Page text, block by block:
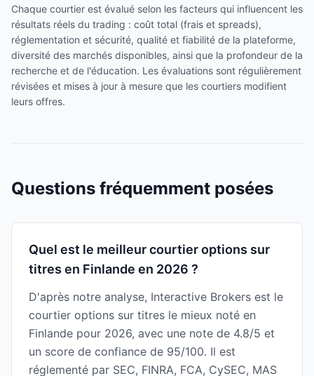
Chaque courtier est évalué selon les facteurs qui influencent les
résultats réels du trading : coût total (frais et spreads),
réglementation et sécurité, qualité et fiabilité de la plateforme,
diversité des marchés disponibles, ainsi que la profondeur de la
recherche et de l'éducation. Les évaluations sont régulièrement
révisées et mises à jour à mesure que les courtiers modifient
leurs offres.
Questions fréquemment posées
Quel est le meilleur courtier options sur
titres en Finlande en 2026 ?
D'après notre analyse, Interactive Brokers est le
courtier options sur titres le mieux noté en
Finlande pour 2026, avec une note de 4.8/5 et
un score de confiance de 95/100. Il est
réglementé par SEC, FINRA, FCA, CySEC, MAS